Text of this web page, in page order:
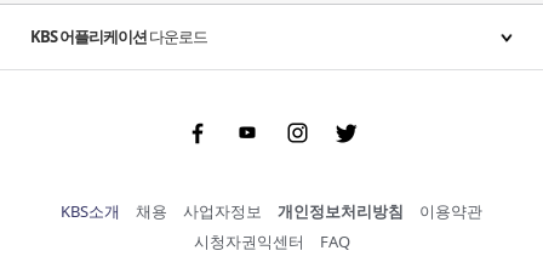
KBS 어플리케이션다운로드
FacebookYoutubeInstgram Twitter
KBS소개 채용 사업자정보 개인정보처리방침
이용약관
시청자권익센터
FAQ